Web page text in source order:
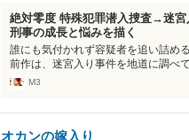
絶対零度 特殊犯罪潜入捜査→迷
刑事の成長と悩みを描く
誰にも気付かれず容疑者を追い詰め
前作は、迷宮入り事件を地道に調べ
M3
オカンの嫁入り